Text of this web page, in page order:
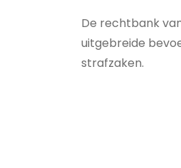
De rechtbank
uitgebreide
strafzaken.